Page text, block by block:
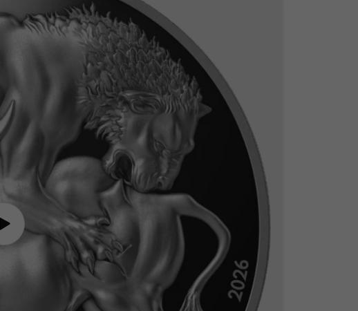
Video
abspielen